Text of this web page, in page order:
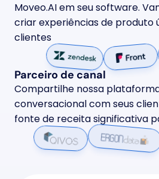
Moveo.AI em seu software.
criar experiências de produto
clientes
Parceiro de canal
Compartilhe nossa
conversacional com seus
fonte de receita significativa